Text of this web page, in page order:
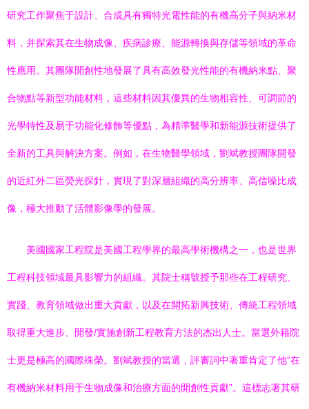
研究工作聚焦于設計、合成具有獨特光電性能的有機高分子與納米材
料，并探索其在生物成像、疾病診療、能源轉換與存儲等領域的革命
性應用。其團隊開創性地發展了具有高效發光性能的有機納米點、聚
合物點等新型功能材料，這些材料因其優異的生物相容性、可調節的
光學特性及易于功能化修飾等優點，為精準醫學和新能源技術提供了
全新的工具與解決方案。例如，在生物醫學領域，劉斌教授團隊開發
的近紅外二區熒光探針，實現了對深層組織的高分辨率、高信噪比成
像，極大推動了活體影像學的發展。
美國國家工程院是美國工程學界的最高學術機構之一，也是世界
工程科技領域最具影響力的組織。其院士稱號授予那些在工程研究、
實踐、教育領域做出重大貢獻，以及在開拓新興技術、傳統工程領域
取得重大進步、開發/實施創新工程教育方法的杰出人士。當選外籍院
士更是極高的國際殊榮。劉斌教授的當選，評審詞中著重肯定了他“在
有機納米材料用于生物成像和治療方面的開創性貢獻”。這標志著其研